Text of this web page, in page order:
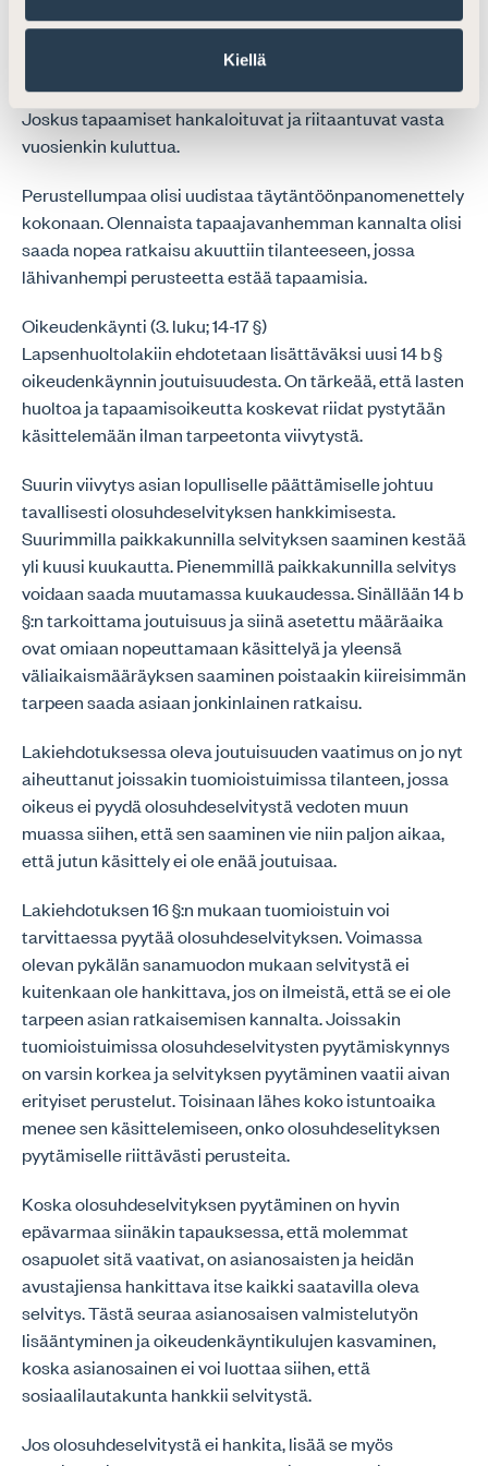
Kiellä
ennakoitavissa tulevaisuuden menettelyä. Joskus
aiemmin riitainen tilanne rauhoittuu ja tuomioistuimen
ratkaisu on auktoriteetti, jonka mukaan toimitaan.
Joskus tapaamiset hankaloituvat ja riitaantuvat vasta
vuosienkin kuluttua.
Perustellumpaa olisi uudistaa täytäntöönpanomenettely
kokonaan. Olennaista tapaajavanhemman kannalta olisi
saada nopea ratkaisu akuuttiin tilanteeseen, jossa
lähivanhempi perusteetta estää tapaamisia.
Oikeudenkäynti (3. luku; 14-17 §)
Lapsenhuoltolakiin ehdotetaan lisättäväksi uusi 14 b §
oikeudenkäynnin joutuisuudesta. On tärkeää, että lasten
huoltoa ja tapaamisoikeutta koskevat riidat pystytään
käsittelemään ilman tarpeetonta viivytystä.
Suurin viivytys asian lopulliselle päättämiselle johtuu
tavallisesti olosuhdeselvityksen hankkimisesta.
Suurimmilla paikkakunnilla selvityksen saaminen kestää
yli kuusi kuukautta. Pienemmillä paikkakunnilla selvitys
voidaan saada muutamassa kuukaudessa. Sinällään 14 b
§:n tarkoittama joutuisuus ja siinä asetettu määräaika
ovat omiaan nopeuttamaan käsittelyä ja yleensä
väliaikaismääräyksen saaminen poistaakin kiireisimmän
tarpeen saada asiaan jonkinlainen ratkaisu.
Lakiehdotuksessa oleva joutuisuuden vaatimus on jo nyt
aiheuttanut joissakin tuomioistuimissa tilanteen, jossa
oikeus ei pyydä olosuhdeselvitystä vedoten muun
muassa siihen, että sen saaminen vie niin paljon aikaa,
että jutun käsittely ei ole enää joutuisaa.
Lakiehdotuksen 16 §:n mukaan tuomioistuin voi
tarvittaessa pyytää olosuhdeselvityksen. Voimassa
olevan pykälän sanamuodon mukaan selvitystä ei
kuitenkaan ole hankittava, jos on ilmeistä, että se ei ole
tarpeen asian ratkaisemisen kannalta. Joissakin
tuomioistuimissa olosuhdeselvitysten pyytämiskynnys
on varsin korkea ja selvityksen pyytäminen vaatii aivan
erityiset perustelut. Toisinaan lähes koko istuntoaika
menee sen käsittelemiseen, onko olosuhdeselityksen
pyytämiselle riittävästi perusteita.
Koska olosuhdeselvityksen pyytäminen on hyvin
epävarmaa siinäkin tapauksessa, että molemmat
osapuolet sitä vaativat, on asianosaisten ja heidän
avustajiensa hankittava itse kaikki saatavilla oleva
selvitys. Tästä seuraa asianosaisen valmistelutyön
lisääntyminen ja oikeudenkäyntikulujen kasvaminen,
koska asianosainen ei voi luottaa siihen, että
sosiaalilautakunta hankkii selvitystä.
Jos olosuhdeselvitystä ei hankita, lisää se myös